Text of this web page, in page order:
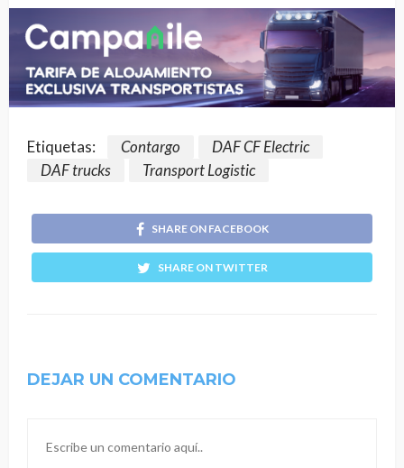
Etiquetas: Contargo
DAF CF Electric
DAF trucks
Transport Logistic
SHARE ON FACEBOOK
SHARE ON TWITTER
DEJAR UN COMENTARIO